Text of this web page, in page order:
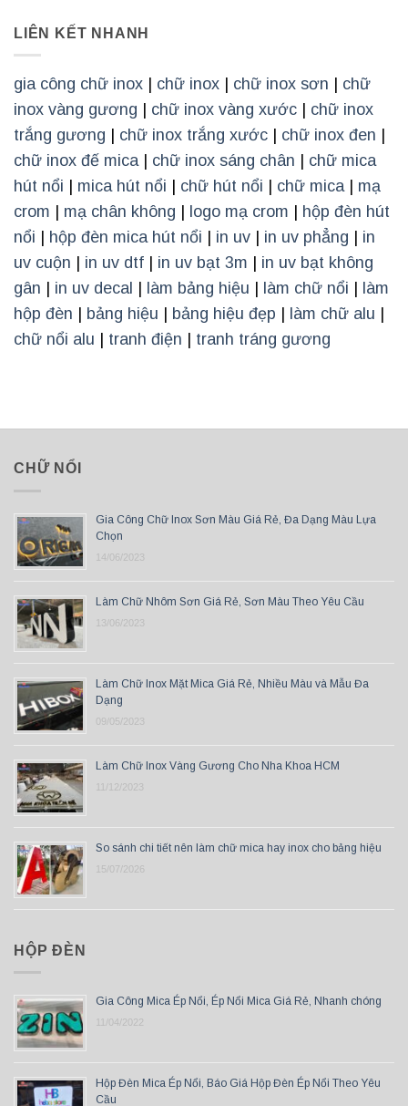
LIÊN KẾT NHANH
gia công chữ inox chữ inox chữ inox sơn
chữ
inox vàng gương
chữ inox vàng xước
chữ inox
trắng gương
chữ inox trắng xước chữ inox đen
chữ inox đế mica| chữ inox sáng chân
chữ mica
hút nổi
mica hút nổi chữ hút nổi chữ mica| mạ
crom
mạ chân không logo mạ crom
hộp đèn hút
nổi
hộp đèn mica hút nổi in uv in uv phẳng
in
uv cuộn
in uv dtf in uv bạt 3m
in uv bạt không
gân
in uv decal làm bảng hiệu làm chữ nổi
làm
hộp đèn
bảng hiệu bảng hiệu đẹp làm chữ alu
chữ nổi alu
tranh điện tranh tráng gương
CHỮ NỔI
Gia Công Chữ Inox Sơn Màu Giá Rẻ, Đa Dạng Màu Lựa
Chọn
14/06/2023
Làm Chữ Nhôm Sơn Giá Rẻ, Sơn Màu Theo Yêu Cầu
13/06/2023
Làm Chữ Inox Mặt Mica Giá Rẻ, Nhiều Màu và Mẫu Đa
Dạng
09/05/2023
Làm Chữ Inox Vàng Gương Cho Nha Khoa HCM
11/12/2023
So sánh chi tiết nên làm chữ mica hay inox cho bảng hiệu
15/07/2026
HỘP ĐÈN
Gia Công Mica Ép Nổi, Ép Nổi Mica Giá Rẻ, Nhanh chóng
11/04/2022
Hộp Đèn Mica Ép Nổi, Báo Giá Hộp Đèn Ép Nổi Theo Yêu
Cầu